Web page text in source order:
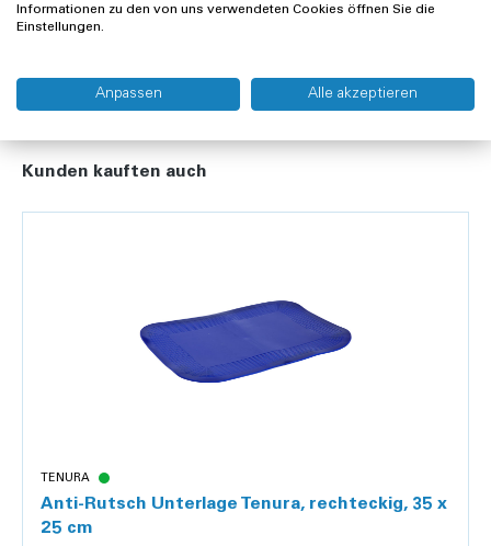
Widerrufsrecht
Kunden kauften auch
TENURA
Anti-Rutsch Unterlage Tenura, rechteckig, 35 x
25 cm
Informationen zu den von uns verwendeten Cookies öffnen Sie die
Einstellungen.
Anpassen Alle akzeptieren